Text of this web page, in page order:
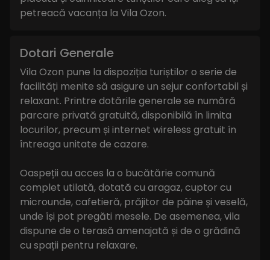
petreacă vacanța la Vila Ozon.
Dotari Generale
Vila Ozon pune la dispoziția turiștilor o serie de
facilități menite să asigure un sejur confortabil și
relaxant. Printre dotările generale se numără
parcare privată gratuită, disponibilă în limita
locurilor, precum și internet wireless gratuit în
întreaga unitate de cazare.
Oaspeții au acces la o bucătărie comună
complet utilată, dotată cu aragaz, cuptor cu
microunde, cafetieră, prăjitor de pâine și veselă,
unde își pot pregăti mesele. De asemenea, vila
dispune de o terasă amenajată și de o grădină
cu spații pentru relaxare.